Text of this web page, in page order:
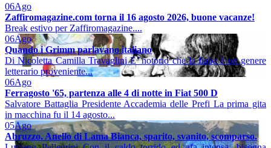
06Ago
Zaffiromagazine.com torna il 16 agosto 2026, buone vacanze!
Break estivo per Zaffiromagazine....
06Ago
Quando i Grimm parlavano italiano
Di Nicoletta Camilla Travaglini E’ notorio che la fiaba è un genere
letterario proveniente...
06Ago
Ferragosto '65, partenza alle 4 di notte in Fiat 500 D
Salvatore Battaglia Presidente Accademia delle Prefi La prima gita
in macchina fu il 14 agosto...
05Ago
Abruzzo. Anello di Lama Bianca, sparito, svanito, scomparso.